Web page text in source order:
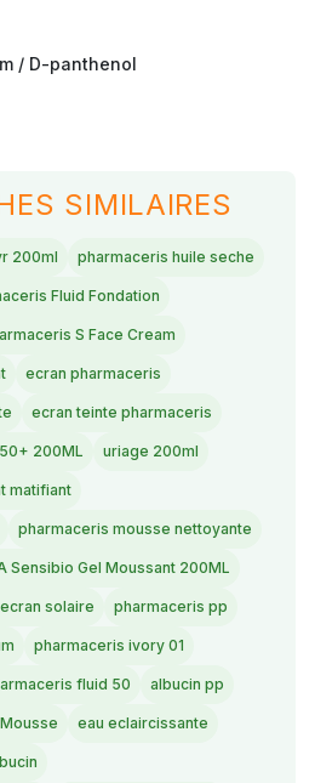
/ D-panthenol
SIMILAIRES
200ml pharmaceris huile seche
Fluid Fondation
S Face Cream
ecran pharmaceris
ecran teinte pharmaceris
200ML uriage 200ml
matifiant
pharmaceris mousse nettoyante
Sensibio Gel Moussant 200ML
solaire pharmaceris pp
pharmaceris ivory 01
fluid 50 albucin pp
eau eclaircissante